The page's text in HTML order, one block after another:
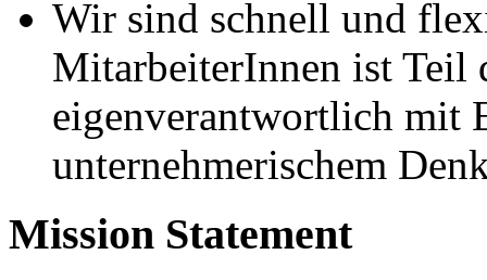
Wir sind schnell und
MitarbeiterInnen ist Teil
eigenverantwortlich mit
unternehmerischem
Mission Statement